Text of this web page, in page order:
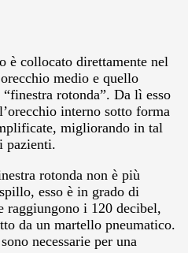
è collocato direttamente nel
medio e quello
rotonda”. Da lì esso
interno sotto forma
migliorando in tal
pazienti.
rotonda non è più
esso è in grado di
raggiungono i 120 decibel,
da un martello pneumatico.
necessarie per una